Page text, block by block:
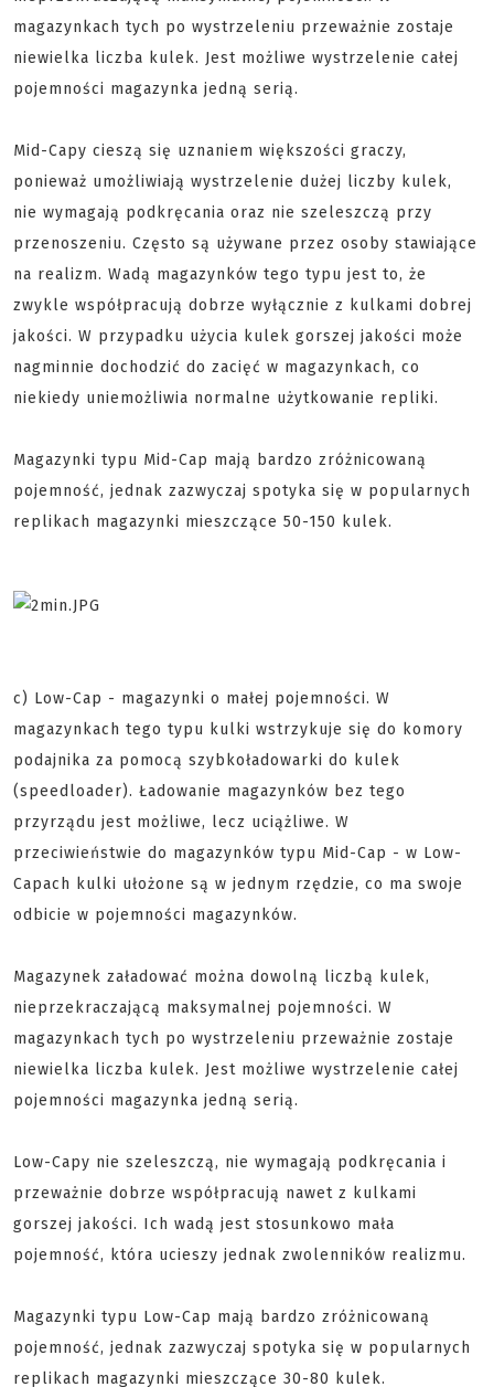
magazynkach tych po wystrzeleniu przeważnie zostaje
niewielka liczba kulek. Jest możliwe wystrzelenie całej
pojemności magazynka jedną serią.
Mid-Capy cieszą się uznaniem większości graczy,
ponieważ umożliwiają wystrzelenie dużej liczby kulek,
nie wymagają podkręcania oraz nie szeleszczą przy
przenoszeniu. Często są używane przez osoby stawiające
na realizm. Wadą magazynków tego typu jest to, że
zwykle współpracują dobrze wyłącznie z kulkami dobrej
jakości. W przypadku użycia kulek gorszej jakości może
nagminnie dochodzić do zacięć w magazynkach, co
niekiedy uniemożliwia normalne użytkowanie repliki.
Magazynki typu Mid-Cap mają bardzo zróżnicowaną
pojemność, jednak zazwyczaj spotyka się w popularnych
replikach magazynki mieszczące 50-150 kulek.
c) Low-Cap - magazynki o małej pojemności. W
magazynkach tego typu kulki wstrzykuje się do komory
podajnika za pomocą szybkoładowarki do kulek
(speedloader). Ładowanie magazynków bez tego
przyrządu jest możliwe, lecz uciążliwe. W
przeciwieństwie do magazynków typu Mid-Cap - w Low-
Capach kulki ułożone są w jednym rzędzie, co ma swoje
odbicie w pojemności magazynków.
Magazynek załadować można dowolną liczbą kulek,
nieprzekraczającą maksymalnej pojemności. W
magazynkach tych po wystrzeleniu przeważnie zostaje
niewielka liczba kulek. Jest możliwe wystrzelenie całej
pojemności magazynka jedną serią.
Low-Capy nie szeleszczą, nie wymagają podkręcania i
przeważnie dobrze współpracują nawet z kulkami
gorszej jakości. Ich wadą jest stosunkowo mała
pojemność, która ucieszy jednak zwolenników realizmu.
Magazynki typu Low-Cap mają bardzo zróżnicowaną
pojemność, jednak zazwyczaj spotyka się w popularnych
replikach magazynki mieszczące 30-80 kulek.